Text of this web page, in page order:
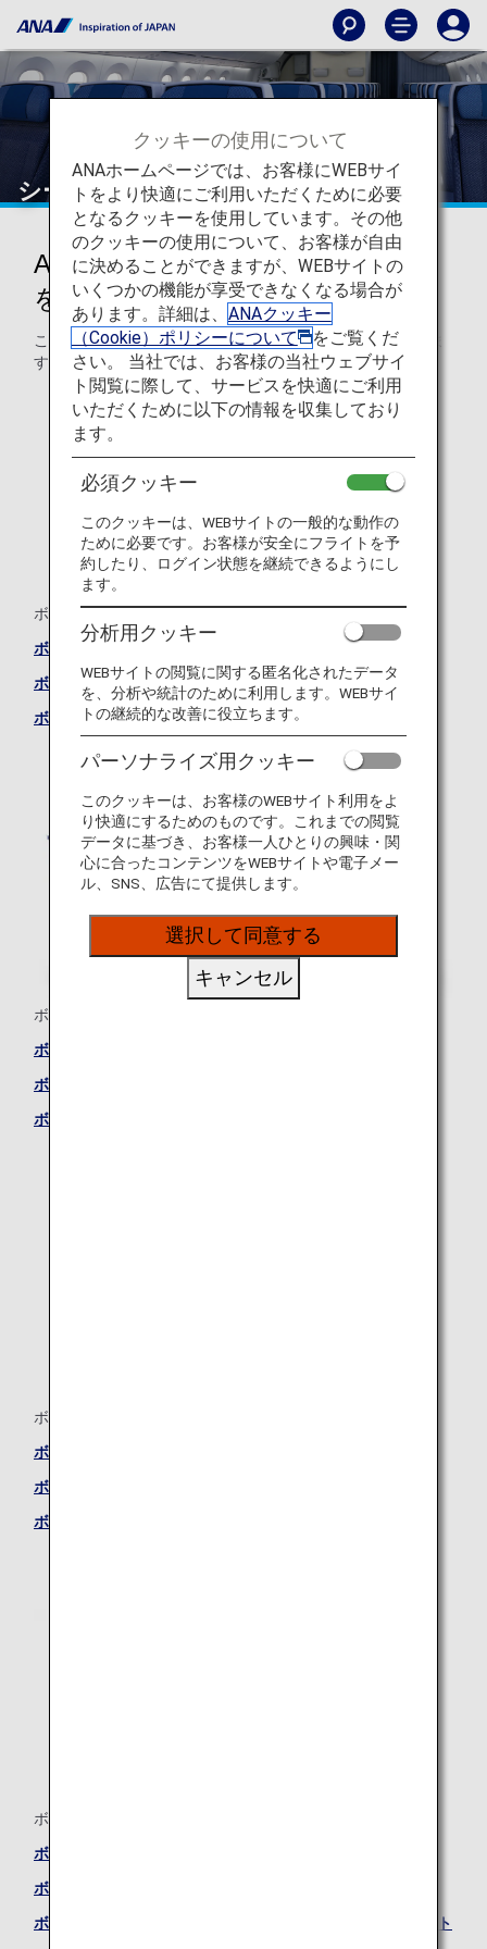
シート一覧
ANA機で利用可能なシートの情報
を取得
ここでは、国際路線で利用できる一般的な座席をご紹介しま
す。
ボーイング787-10（781）
ボーイング787-10（781）―ビジネスクラスシート
ボーイング787-10（781）―プレミアムエコノミーシート
ボーイング787-10（781）―エコノミークラスシート
ボーイング787-9（789）
ボーイング787-9（789） ―ビジネスクラスシート
ボーイング787-9（789） ―プレミアムエコノミーシート
ボーイング787-9（789） ―エコノミークラスシート
ボーイング787-8
ボーイング787-8 ―ビジネスクラスシート
ボーイング787-8 ―プレミアムエコノミーシート
ボーイング787-8 ―エコノミークラスシート
ボーイング777-300ER（77W）
ボーイング777-300ER (77W) ―ファーストクラスシート
ボーイング777-300ER (77W) ―ビジネスクラスシート
ボーイング777-300ER (77W) ―プレミアムエコノミーシート
クッキーの使用について
ANAホームページでは、お客様にWEBサイ
トをより快適にご利用いただくために必要
となるクッキーを使用しています。その他
のクッキーの使用について、お客様が自由
に決めることができますが、WEBサイトの
いくつかの機能が享受できなくなる場合が
あります。詳細は、 ANAクッキー
（Cookie）ポリシーについて
をご覧くだ
さい。 当社では、お客様の当社ウェブサイ
ト閲覧に際して、サービスを快適にご利用
いただくために以下の情報を収集しており
ます。
必須クッキー
このクッキーは、WEBサイトの一般的な動作の
ために必要です。お客様が安全にフライトを予
約したり、ログイン状態を継続できるようにし
ます。
分析用クッキー
WEBサイトの閲覧に関する匿名化されたデータ
を、分析や統計のために利用します。WEBサイ
トの継続的な改善に役立ちます。
パーソナライズ用クッキー
このクッキーは、お客様のWEBサイト利用をよ
り快適にするためのものです。これまでの閲覧
データに基づき、お客様一人ひとりの興味・関
心に合ったコンテンツをWEBサイトや電子メー
ル、SNS、広告にて提供します。
選択して同意する
キャンセル